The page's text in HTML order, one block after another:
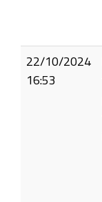
22/10/2024
16:53